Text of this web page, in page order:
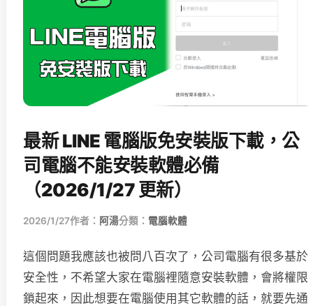
最新 LINE 電腦版免安裝版下載，公
司電腦不能安裝軟體必備
（2026/1/27 更新）
2026/1/27作者： 阿湯分類： 電腦軟體
這個問題我應該也被問八百次了，公司電腦有很多基於
安全性，不希望大家在電腦裡隨意安裝軟體，會將權限
鎖起來，因此想要在電腦使用其它軟體的話，就要先通